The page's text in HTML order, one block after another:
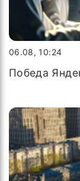
06.08, 10:24
Победа